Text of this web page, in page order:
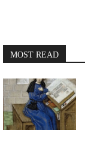
MOST READ